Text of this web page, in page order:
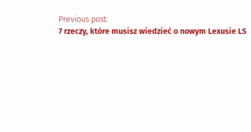
Nawigacja
Previous post:
7 rzeczy, które musisz wiedzieć o nowym Lexusie LS